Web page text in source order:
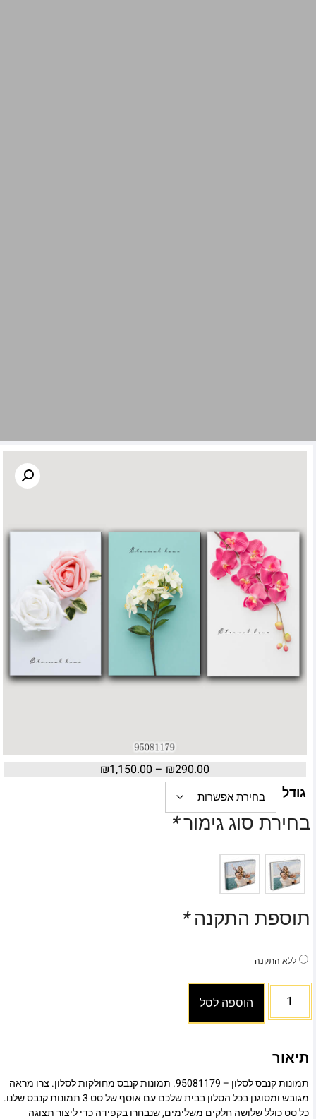
₪290.00
–
₪1,150.00
גודל
בחירת סוג גימור*
תוספת התקנה*
ללא התקנה
הוספה לסל
תיאור
תמונות קנבס לסלון – 95081179. תמונות קנבס מחולקות לסלון. צרו מראה
מגובש ומסוגנן בכל הסלון בבית שלכם עם אוסף של סט 3 תמונות קנבס שלנו.
כל סט כולל שלושה חלקים משלימים, שנבחרו בקפידה כדי ליצור תצוגה